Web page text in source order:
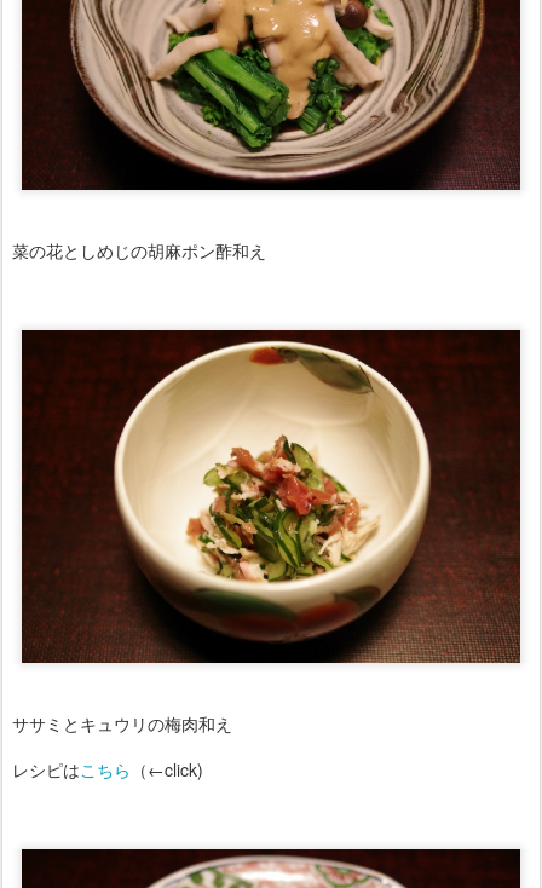
菜の花としめじの胡麻ポン酢和え
ササミとキュウリの梅肉和え
レシピはこちら （←click)